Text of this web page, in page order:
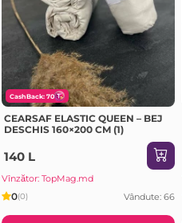
CashBack: 70
CEARSAF ELASTIC QUEEN – BEJ
DESCHIS 160×200 CM (1)
140 L
Vînzător: TopMag.md
0(0) Vândute: 66